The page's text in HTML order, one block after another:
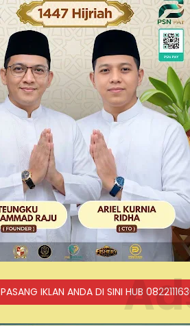
PASANG IKLAN ANDA DI SINI HUB